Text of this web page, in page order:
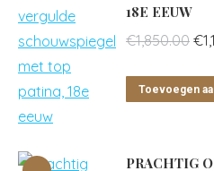
18E EEUW
€1,850.00 €
Toevoegen
PRACHTIG